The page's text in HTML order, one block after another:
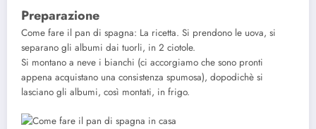
Preparazione
Come fare il pan di spagna: La ricetta. Si prendono le uova, si
separano gli albumi dai tuorli, in 2 ciotole.
Si montano a neve i bianchi (ci accorgiamo che sono pronti
appena acquistano una consistenza spumosa), dopodichè si
lasciano gli albumi, così montati, in frigo.